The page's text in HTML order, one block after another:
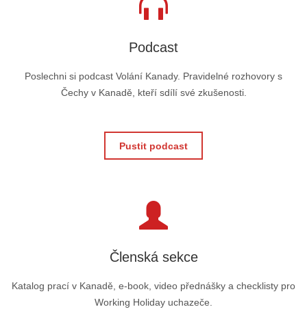
Podcast
Poslechni si podcast Volání Kanady. Pravidelné rozhovory s
Čechy v Kanadě, kteří sdílí své zkušenosti.
Pustit podcast
Členská sekce
Katalog prací v Kanadě, e-book, video přednášky a checklisty pro
Working Holiday uchazeče.